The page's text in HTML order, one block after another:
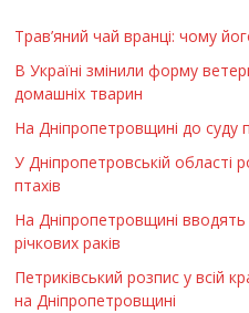
Трав’яний чай вранці: чому
В Україні змінили форму
домашніх тварин
На Дніпропетровщині до суду
У Дніпропетровській області
птахів
На Дніпропетровщині
річкових раків
Петриківський розпис у всій
на Дніпропетровщині